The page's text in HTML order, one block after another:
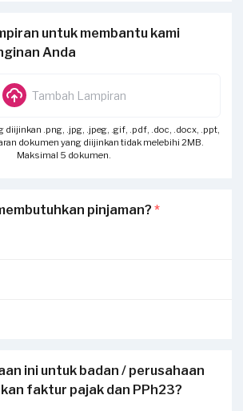
untuk membantu kami
Anda
Tambah Lampiran
diijinkan .png, .jpg, .jpeg, .gif, .pdf, .doc, .docx, .ppt,
dokumen yang diijinkan tidak melebihi 2MB.
Maksimal 5 dokumen.
pinjaman? *
ini untuk badan / perusahaan
faktur pajak dan PPh23?